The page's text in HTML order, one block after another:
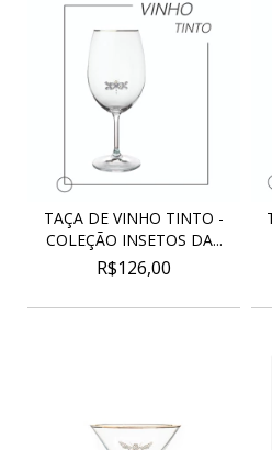
TAÇA DE VINHO TINTO -
COLEÇÃO INSETOS DA...
R$126,00